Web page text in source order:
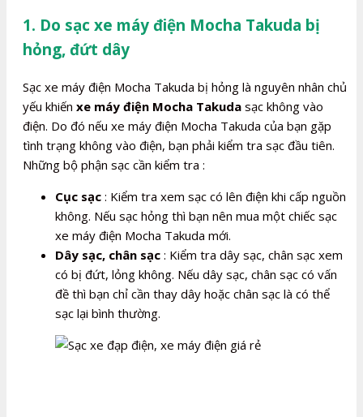
1. Do sạc xe máy điện Mocha Takuda bị
hỏng, đứt dây
Sạc xe máy điện Mocha Takuda bị hỏng là nguyên nhân chủ
yếu khiến xe máy điện Mocha Takuda sạc không vào
điện. Do đó nếu xe máy điện Mocha Takuda của bạn gặp
tình trạng không vào điện, bạn phải kiểm tra sạc đầu tiên.
Những bộ phận sạc cần kiểm tra :
Cục sạc : Kiểm tra xem sạc có lên điện khi cấp nguồn
không. Nếu sạc hỏng thì bạn nên mua một chiếc sạc
xe máy điện Mocha Takuda mới.
Dây sạc, chân sạc : Kiểm tra dây sạc, chân sạc xem
có bị đứt, lỏng không. Nếu dây sạc, chân sạc có vấn
đề thì bạn chỉ cần thay dây hoặc chân sạc là có thể
sạc lại bình thường.